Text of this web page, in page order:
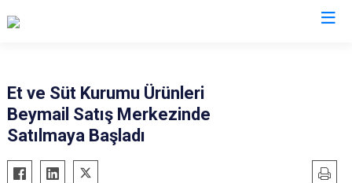
Et ve Süt Kurumu Ürünleri
Beymail Satış Merkezinde
Satılmaya Başladı